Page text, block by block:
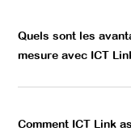
Quels sont les
mesure avec ICT
Comment ICT Link